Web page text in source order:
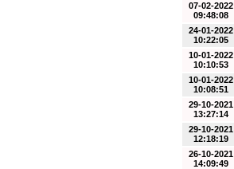
07-02-2022
09:48:08
24-01-2022
10:22:05
10-01-2022
10:10:53
10-01-2022
10:08:51
29-10-2021
13:27:14
29-10-2021
12:18:19
26-10-2021
14:09:49